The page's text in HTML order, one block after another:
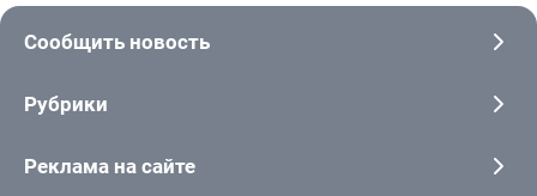
Сообщить новость
Рубрики
Реклама на сайте